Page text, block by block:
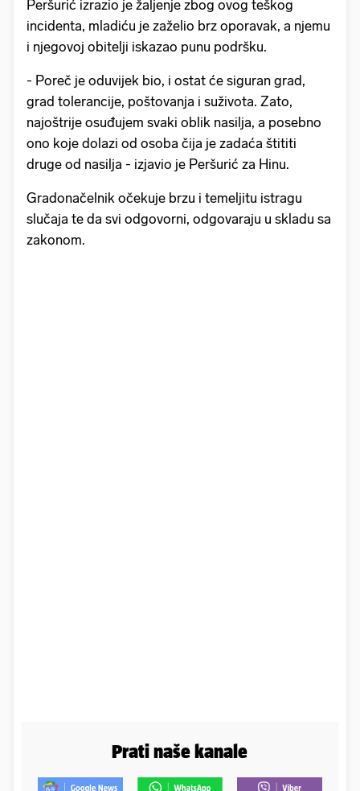
Peršurić izrazio je žaljenje zbog ovog teškog
incidenta, mladiću je zaželio brz oporavak, a njemu
i njegovoj obitelji iskazao punu podršku.
- Poreč je oduvijek bio, i ostat će siguran grad,
grad tolerancije, poštovanja i suživota. Zato,
najoštrije osuđujem svaki oblik nasilja, a posebno
ono koje dolazi od osoba čija je zadaća štititi
druge od nasilja - izjavio je Peršurić za Hinu.
Gradonačelnik očekuje brzu i temeljitu istragu
slučaja te da svi odgovorni, odgovaraju u skladu sa
zakonom.
Prati naše kanale